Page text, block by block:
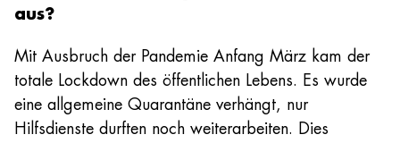
aus?
Mit Ausbruch der Pandemie Anfang März kam der
totale Lockdown des öffentlichen Lebens. Es wurde
eine allgemeine Quarantäne verhängt, nur
Hilfsdienste durften noch weiterarbeiten. Dies